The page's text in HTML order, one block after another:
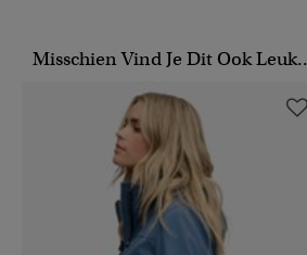
Misschien Vind Je Dit Ook Leuk..